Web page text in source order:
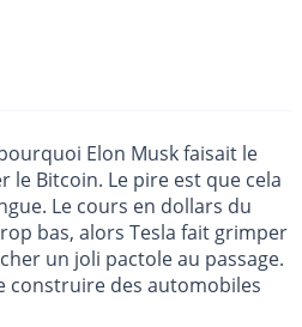
Elon Musk faisait le
Bitcoin. Le pire est que cela
Le cours en dollars du
bas, alors Tesla fait grimper
un joli pactole au passage.
construire des automobiles